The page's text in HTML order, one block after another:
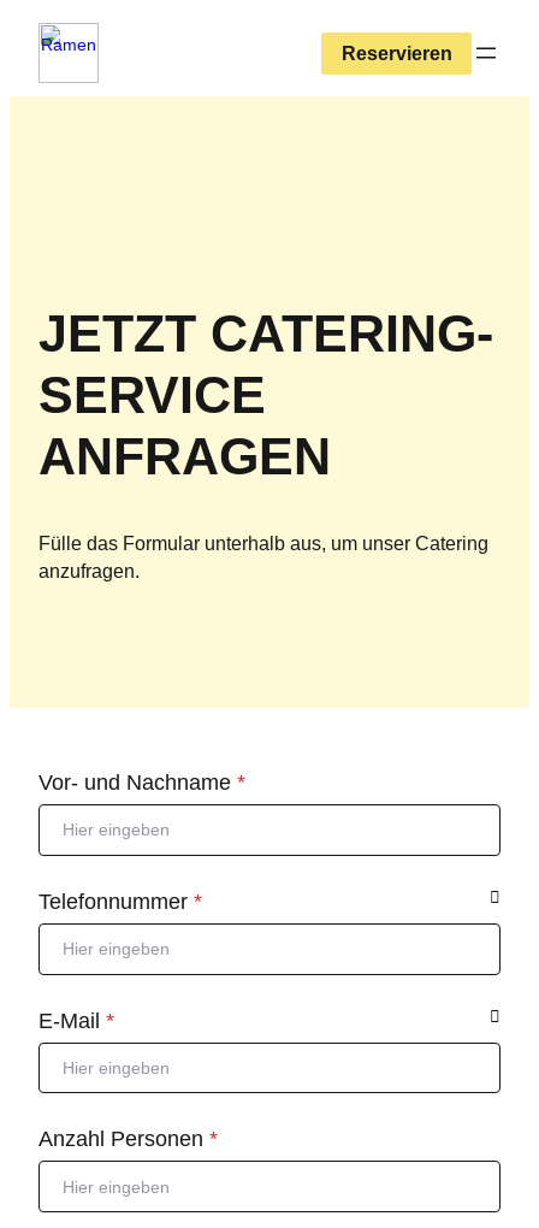
Zum
Inhalt
Reservieren
JETZT CATERING-
SERVICE
ANFRAGEN
Fülle das Formular unterhalb aus, um unser Catering
anzufragen.
Formular überspringen
Vor- und Nachname *
Telefonnummer *
E-Mail *
Anzahl Personen *